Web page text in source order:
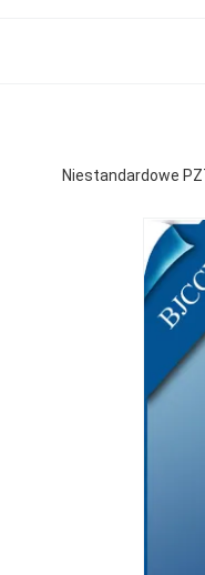
Niestandardowe